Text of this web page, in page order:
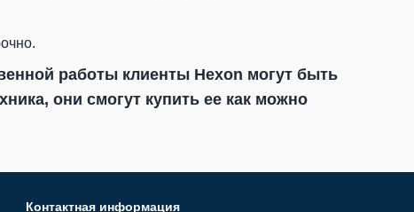
работы клиенты Hexon могут быть
они смогут купить ее как можно
Контактная информация